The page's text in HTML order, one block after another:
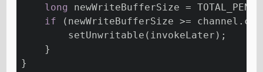
long
newWriteBufferSize =
if (newWriteBufferSize >=
        setUnwritable(invokeLater);
    }
}